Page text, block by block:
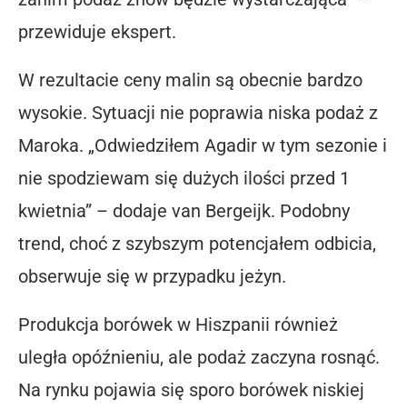
przewiduje ekspert.
W rezultacie ceny malin są obecnie bardzo
wysokie. Sytuacji nie poprawia niska podaż z
Maroka. „Odwiedziłem Agadir w tym sezonie i
nie spodziewam się dużych ilości przed 1
kwietnia” – dodaje van Bergeijk. Podobny
trend, choć z szybszym potencjałem odbicia,
obserwuje się w przypadku jeżyn.
Produkcja borówek w Hiszpanii również
uległa opóźnieniu, ale podaż zaczyna rosnąć.
Na rynku pojawia się sporo borówek niskiej